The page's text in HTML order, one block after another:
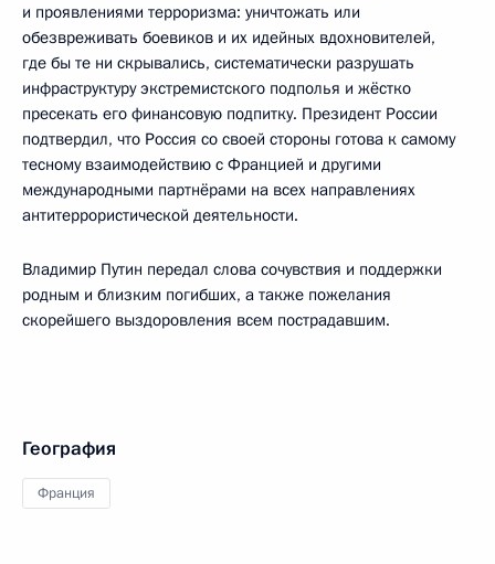
и проявлениями терроризма: уничтожать или
обезвреживать боевиков и их идейных вдохновителей,
где бы те ни скрывались, систематически разрушать
инфраструктуру экстремистского подполья и жёстко
пресекать его финансовую подпитку. Президент России
подтвердил, что Россия со своей стороны готова к самому
тесному взаимодействию с Францией и другими
международными партнёрами на всех направлениях
антитеррористической деятельности.
Владимир Путин передал слова сочувствия и поддержки
родным и близким погибших, а также пожелания
скорейшего выздоровления всем пострадавшим.
География
Франция